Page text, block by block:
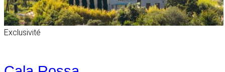
Exclusivité